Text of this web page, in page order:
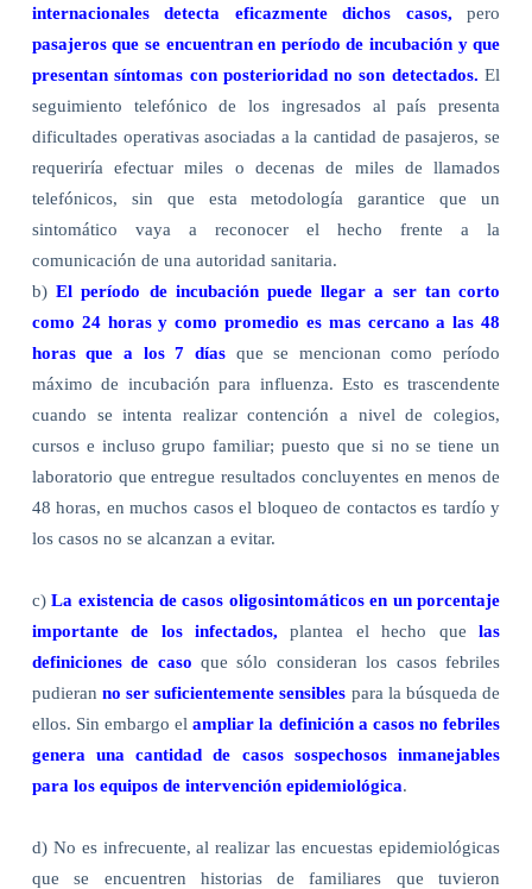
internacionales detecta eficazmente dichos casos, pero
pasajeros que se encuentran en período de incubación y que
presentan síntomas con posterioridad no son detectados.El
seguimiento telefónico de los ingresados al país presenta
dificultades operativas asociadas a la cantidad de pasajeros, se
requeriría efectuar miles o decenas de miles de llamados
telefónicos, sin que esta metodología garantice que un
sintomático vaya a reconocer el hecho frente a la
comunicación de una autoridad sanitaria.
b)El período de incubación puede llegar a ser tan corto
como 24 horas y como promedio es mas cercano a las 48
horas que a los 7 días que se mencionan como período
máximo de incubación para influenza. Esto es trascendente
cuando se intenta realizar contención a nivel de colegios,
cursos e incluso grupo familiar; puesto que si no se tiene un
laboratorio que entregue resultados concluyentes en menos de
48 horas, en muchos casos el bloqueo de contactos es tardío y
los casos no se alcanzan a evitar.
c)La existencia de casos oligosintomáticos en un porcentaje
importante de los infectados, plantea el hecho quelas
definiciones de caso que sólo consideran los casos febriles
pudieranno ser suficientemente sensibles para la búsqueda de
ellos. Sin embargo elampliar la definición a casos no febriles
genera una cantidad de casos sospechosos inmanejables
para los equipos de intervención epidemiológica.
d) No es infrecuente, al realizar las encuestas epidemiológicas
que se encuentren historias de familiares que tuvieron